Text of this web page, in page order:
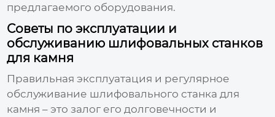
предлагаемого оборудования.
Советы по эксплуатации и
обслуживанию шлифовальных станков
для камня
Правильная эксплуатация и регулярное
обслуживание шлифовального станка для
камня – это залог его долговечности и